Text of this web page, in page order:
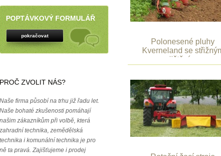
Polonesené pluhy
Kverneland se
jištěním
POPTÁVKOVÝ FORMULÁŘ
pokračovat
PROČ ZVOLIT NÁS?
Naše firma působí na trhu již řadu let.
Naše bohaté zkušenosti pomáhají
našim zákazníkům při volbě, která
zahradní technika, zemědělská
technika i komunální technika je pro
ně ta pravá. Zajišťujeme i prodej